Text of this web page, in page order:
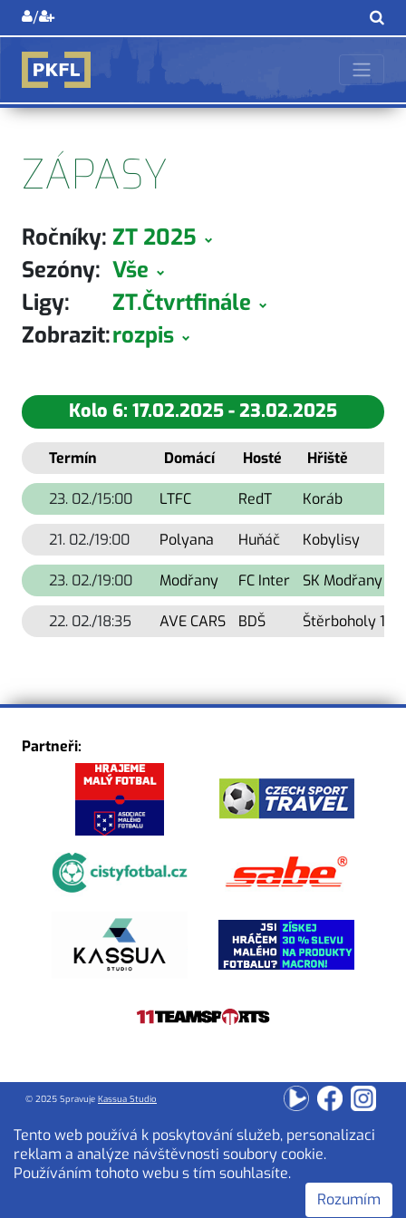
/
ZÁPASY
ZT 2025
Ročníky:
Vše
Sezóny:
ZT.Čtvrtfinále
Ligy:
rozpis
Zobrazit:
Kolo 6: 17.02.2025 - 23.02.2025
Termín Domácí Hosté Hřiště
23. 02./15:00 LTFC RedT Koráb
21. 02./19:00 Polyana Huňáč Kobylisy
23. 02./19:00 Modřany FC Inter SK Modřany
22. 02./18:35 AVE CARS BDŠ Štěrboholy 1
Partneři:
© 2025 Spravuje Kassua Studio
Tento web používá k poskytování služeb, personalizaci
reklam a analýze návštěvnosti soubory cookie.
Používáním tohoto webu s tím souhlasíte.
Rozumím